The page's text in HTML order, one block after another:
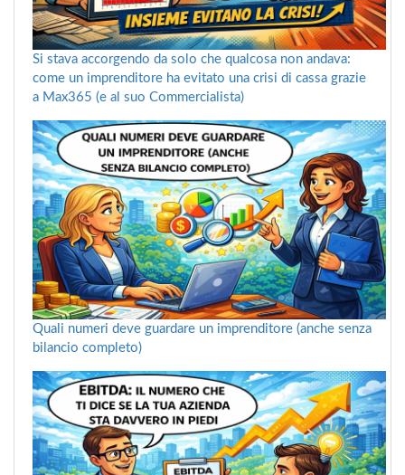
Si stava accorgendo da solo che qualcosa non andava:
come un imprenditore ha evitato una crisi di cassa grazie
a Max365 (e al suo Commercialista)
Quali numeri deve guardare un imprenditore (anche senza
bilancio completo)